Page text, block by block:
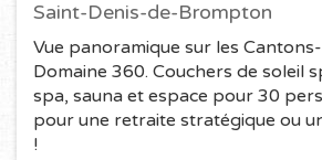
Saint-Denis-de-Brompton
Vue panoramique sur les
Domaine 360. Couchers de soleil
spa, sauna et espace pour 30
pour une retraite stratégique ou
!